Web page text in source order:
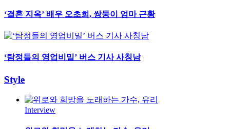
‘결혼 지옥’ 배우 오초희, 쌍둥이 엄마 근황
‘탐정들의 영업비밀’ 버스 기사 사칭남
Style
Interview